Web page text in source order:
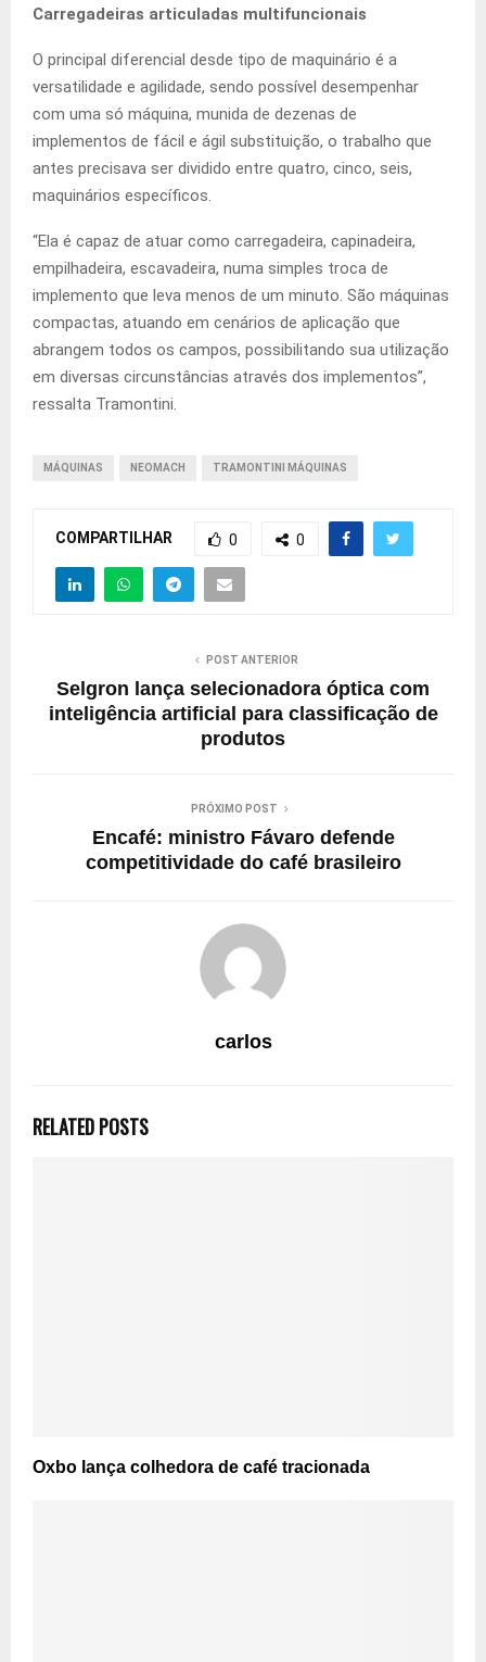
Carregadeiras articuladas multifuncionais
O principal diferencial desde tipo de maquinário é a
versatilidade e agilidade, sendo possível desempenhar
com uma só máquina, munida de dezenas de
implementos de fácil e ágil substituição, o trabalho que
antes precisava ser dividido entre quatro, cinco, seis,
maquinários específicos.
“Ela é capaz de atuar como carregadeira, capinadeira,
empilhadeira, escavadeira, numa simples troca de
implemento que leva menos de um minuto. São máquinas
compactas, atuando em cenários de aplicação que
abrangem todos os campos, possibilitando sua utilização
em diversas circunstâncias através dos implementos”,
ressalta Tramontini.
MÁQUINAS NEOMACH TRAMONTINI MÁQUINAS
COMPARTILHAR 0 0
POST ANTERIOR
Selgron lança selecionadora óptica com
inteligência artificial para classificação de
produtos
PRÓXIMO POST
Encafé: ministro Fávaro defende
competitividade do café brasileiro
carlos
RELATED POSTS
Oxbo lança colhedora de café tracionada